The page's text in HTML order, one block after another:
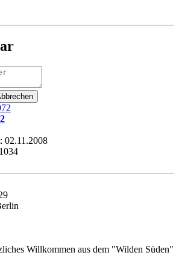
02.11.2008
1034
Willkommen aus dem "Wilden Süden"